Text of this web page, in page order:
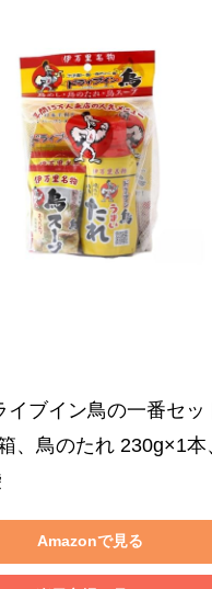
イブイン鳥の一番セッ
、鳥のたれ 230g×1本
Amazonで見る